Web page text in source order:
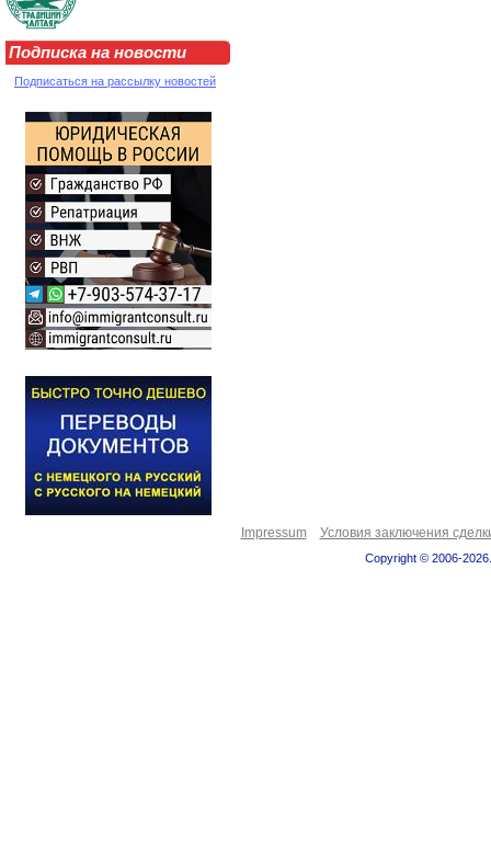
Подписка на новости
Подписаться на рассылку новостей
Impressum Условия заключения
Copyright © 2006-